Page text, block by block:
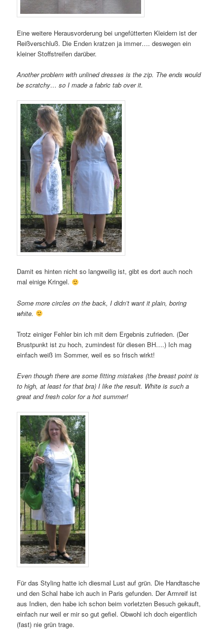
Eine weitere Herausvorderung bei ungefütterten Kleidern ist der
Reißverschluß. Die Enden kratzen ja immer…. deswegen ein
kleiner Stoffstreifen darüber.
Another problem with unlined dresses is the zip. The ends would
be scratchy… so I made a fabric tab over it.
Damit es hinten nicht so langweilig ist, gibt es dort auch noch
mal einige Kringel.
Some more circles on the back, I didn’t want it plain, boring
white.
Trotz einiger Fehler bin ich mit dem Ergebnis zufrieden. (Der
Brustpunkt ist zu hoch, zumindest für diesen BH….) Ich mag
einfach weiß im Sommer, weil es so frisch wirkt!
Even though there are some fitting mistakes (the breast point is
to high, at least for that bra) I like the result. White is such a
great and fresh color for a hot summer!
Für das Styling hatte ich diesmal Lust auf grün. Die Handtasche
und den Schal habe ich auch in Paris gefunden. Der Armreif ist
aus Indien, den habe ich schon beim vorletzten Besuch gekauft,
einfach nur weil er mir so gut gefiel. Obwohl ich doch eigentlich
(fast) nie grün trage.